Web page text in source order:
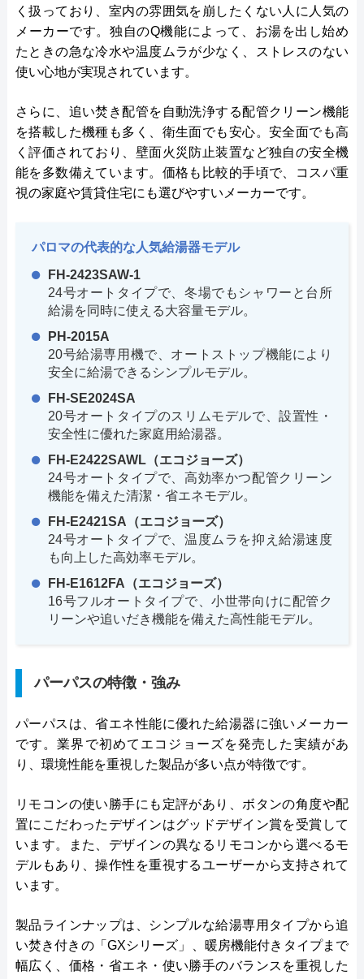
く扱っており、室内の雰囲気を崩したくない人に人気の
メーカーです。独自のQ機能によって、お湯を出し始め
たときの急な冷水や温度ムラが少なく、ストレスのない
使い心地が実現されています。
さらに、追い焚き配管を自動洗浄する配管クリーン機能
を搭載した機種も多く、衛生面でも安心。安全面でも高
く評価されており、壁面火災防止装置など独自の安全機
能を多数備えています。価格も比較的手頃で、コスパ重
視の家庭や賃貸住宅にも選びやすいメーカーです。
パロマの代表的な人気給湯器モデル
FH-2423SAW-1
24号オートタイプで、冬場でもシャワーと台所
給湯を同時に使える大容量モデル。
PH-2015A
20号給湯専用機で、オートストップ機能により
安全に給湯できるシンプルモデル。
FH-SE2024SA
20号オートタイプのスリムモデルで、設置性・
安全性に優れた家庭用給湯器。
FH-E2422SAWL（エコジョーズ）
24号オートタイプで、高効率かつ配管クリーン
機能を備えた清潔・省エネモデル。
FH-E2421SA（エコジョーズ）
24号オートタイプで、温度ムラを抑え給湯速度
も向上した高効率モデル。
FH-E1612FA（エコジョーズ）
16号フルオートタイプで、小世帯向けに配管ク
リーンや追いだき機能を備えた高性能モデル。
パーパスの特徴・強み
パーパスは、省エネ性能に優れた給湯器に強いメーカー
です。業界で初めてエコジョーズを発売した実績があ
り、環境性能を重視した製品が多い点が特徴です。
リモコンの使い勝手にも定評があり、ボタンの角度や配
置にこだわったデザインはグッドデザイン賞を受賞して
います。また、デザインの異なるリモコンから選べるモ
デルもあり、操作性を重視するユーザーから支持されて
います。
製品ラインナップは、シンプルな給湯専用タイプから追
い焚き付きの「GXシリーズ」、暖房機能付きタイプまで
幅広く、価格・省エネ・使い勝手のバランスを重視した